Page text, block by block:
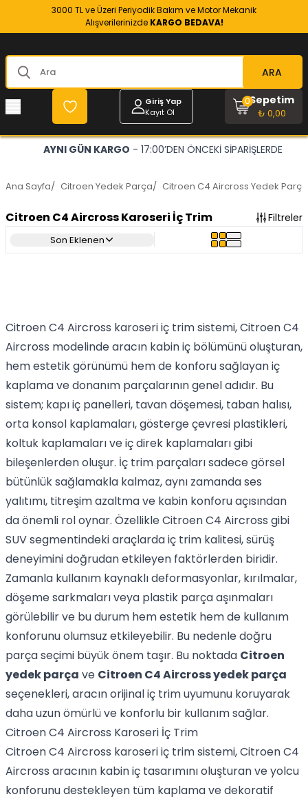
3000 TL ve Üzeri Periyodik Bakım ve Motor Mekanik
Alışverilerinizde KARGO BEDAVA!
ARA
Giriş Yap
Kayıt Ol
Sepetim
₺ 0,00
0
AYNI GÜN KARGO - 17:00’DEN ÖNCEKİ SİPARİŞLERDE
Ana Sayfa/ Citroen Yedek Parça/ Citroen C4 Aircross Yedek Parça
Citroen C4 Aircross Karoseri İç Trim Filtreler
Son Eklenen
Citroen C4 Aircross karoseri iç trim sistemi, Citroen C4
Aircross modelinde aracın kabin iç bölümünü oluşturan,
hem estetik görünümü hem de konforu sağlayan iç
kaplama ve donanım parçalarının genel adıdır. Bu
sistem; kapı iç panelleri, tavan döşemesi, taban halısı,
orta konsol kaplamaları, gösterge çevresi plastikleri,
koltuk kaplamaları ve iç direk kaplamaları gibi
bileşenlerden oluşur. İç trim parçaları sadece görsel
bütünlük sağlamakla kalmaz, aynı zamanda ses
yalıtımı, titreşim azaltma ve kabin konforu açısından
da önemli rol oynar. Özellikle Citroen C4 Aircross gibi
SUV segmentindeki araçlarda iç trim kalitesi, sürüş
deneyimini doğrudan etkileyen faktörlerden biridir.
Zamanla kullanım kaynaklı deformasyonlar, kırılmalar,
döşeme sarkmaları veya plastik parça aşınmaları
görülebilir ve bu durum hem estetik hem de kullanım
konforunu olumsuz etkileyebilir. Bu nedenle doğru
parça seçimi büyük önem taşır. Bu noktada Citroen
yedek parça ve Citroen C4 Aircross yedek parça
seçenekleri, aracın orijinal iç trim uyumunu koruyarak
daha uzun ömürlü ve konforlu bir kullanım sağlar.
Citroen C4 Aircross Karoseri İç Trim
Citroen C4 Aircross karoseri iç trim sistemi, Citroen C4
Aircross aracının kabin iç tasarımını oluşturan ve yolcu
konforunu destekleyen tüm kaplama ve dekoratif